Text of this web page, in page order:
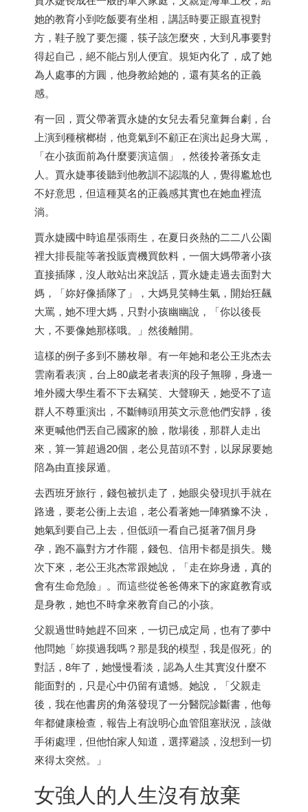
她的教育小到吃飯要有坐相，講話時要正眼直視對
方，鞋子脫了要怎擺，筷子該怎麼夾，大到凡事要對
得起自己，絕不能占別人便宜。規矩內化了，成了她
為人處事的方圓，他身教給她的，還有莫名的正義
感。
有一回，賈父帶著賈永婕的女兒去看兒童舞台劇，台
上演到種檳榔樹，他竟氣到不顧正在演出起身大罵，
「在小孩面前為什麼要演這個」，然後拎著孫女走
人。賈永婕事後聽到他教訓不認識的人，覺得尷尬也
不好意思，但這種莫名的正義感其實也在她血裡流
淌。
賈永婕國中時追星張雨生，在夏日炎熱的二二八公園
裡大排長龍等著投販賣機買飲料，一個大媽帶著小孩
直接插隊，沒人敢站出來說話，賈永婕走過去面對大
媽，「妳好像插隊了」，大媽見笑轉生氣，開始狂飆
大罵，她不理大媽，只對小孩幽幽說，「你以後長
大，不要像她那樣哦。」然後離開。
這樣的例子多到不勝枚舉。有一年她和老公王兆杰去
雲南看表演，台上80歲老者表演的段子無聊，身邊一
堆外國大學生看不下去竊笑、大聲聊天，她受不了這
群人不尊重演出，不斷轉頭用英文示意他們安靜，後
來更喊他們丟自己國家的臉，散場後，那群人走出
來，算一算超過20個，老公見苗頭不對，以尿尿要她
陪為由直接尿遁。
去西班牙旅行，錢包被扒走了，她眼尖發現扒手就在
路邊，要老公衝上去追，老公看著她一陣猶豫不決，
她氣到要自己上去，但低頭一看自己挺著7個月身
孕，跑不贏對方才作罷，錢包、信用卡都是損失。幾
次下來，老公王兆杰常跟她說，「走在妳身邊，真的
會有生命危險」。而這些從爸爸傳來下的家庭教育或
是身教，她也不時拿來教育自己的小孩。
父親過世時她趕不回來，一切已成定局，也有了夢中
他問她「妳摸過我嗎？那是我的模型，我是假死」的
對話，8年了，她慢慢看淡，認為人生其實沒什麼不
能面對的，只是心中仍留有遺憾。她說，「父親走
後，我在他書房的角落發現了一分醫院診斷書，他每
年都健康檢查，報告上有說明心血管阻塞狀況，該做
手術處理，但他怕家人知道，選擇避談，沒想到一切
來得太突然。」
女強人的人生沒有放棄